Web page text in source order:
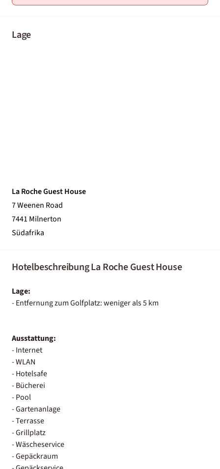
Lage
La Roche Guest House
7 Weenen Road
7441 Milnerton
Südafrika
Hotelbeschreibung La Roche Guest House
Lage:
- Entfernung zum Golfplatz: weniger als 5 km
Ausstattung:
- Internet
- WLAN
- Hotelsafe
- Bücherei
- Pool
- Gartenanlage
- Terrasse
- Grillplatz
- Wäscheservice
- Gepäckraum